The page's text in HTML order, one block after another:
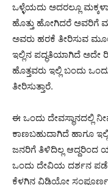
ಒಳ್ಳೆಯದು ಅದರಲ್ಲೂ
ಹೊತ್ತು ಹೋಗಿದರೆ ಅವರಿಗೆ
ಅವರು ಹರಕೆ ತೀರಿಸುವ
ಇಲ್ಲಿನ ಪದ್ಧತಿಯಾಗಿದೆ ಅದೇ
ಹೊತ್ತವರು ಇಲ್ಲಿ ಬಂದು
ತೀರಿಸುತ್ತಾರೆ.
ಈ ಒಂದು ದೇವಸ್ಥಾನದಲ್ಲಿ
ಕಾಣಬಹುದಾಗಿದೆ ಹಾಗೂ
ಜನರಿಗೆ ತಿಳಿದಿಲ್ಲ ಆದ್ದರಿಂದ
ಒಂದು ದೇವಿಯ ದರ್ಶನ
ಕೆಳಗಿನ ವಿಡಿಯೋ